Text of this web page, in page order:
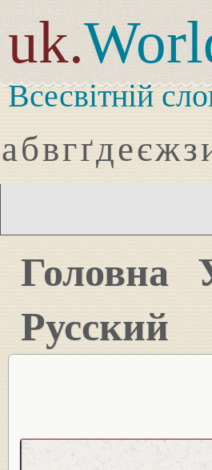
uk.
Всесвітній
абвгґдеєжз
Головна
Русский